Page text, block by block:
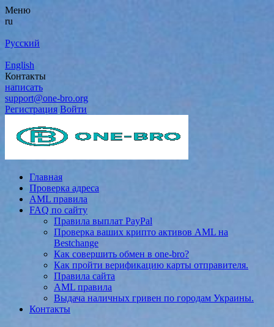
Меню
ru
Русский
English
Контакты
написать
support@one-bro.org
Регистрация Войти
Главная
Проверка адреса
AML правила
FAQ по сайту
Правила выплат PayPal
Проверка ваших крипто активов AML на
Bestchange
Как совершить обмен в one-bro?
Как пройти верификацию карты отправителя.
Правила сайта
AML правила
Выдача наличных гривен по городам Украины.
Контакты